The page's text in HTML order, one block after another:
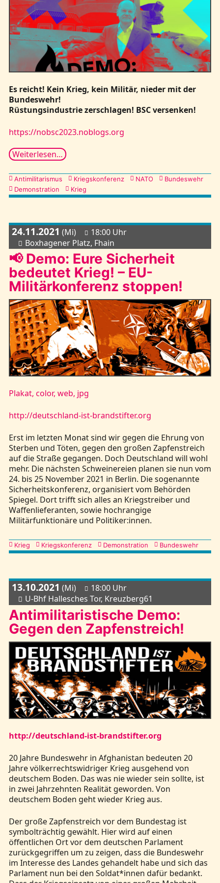
Kontakt
Es reicht! Kein Krieg, kein Militär, nieder mit der
Bundeswehr!
Rüstungsindustrie zerschlagen! BSC versenken!
https://nobsc2023.noblogs.org
Weiterlesen…
Kategorien
Antimilitarismus Kriegskonferenz NATO
Bundeswehr
Demonstration
Krieg
24.11.2021 (Mi)
18:00 Uhr
Boxhagener Platz, Fhain
📢 Demo: Eure Sicherheit
bedeutet Krieg! – EU-
Militärkonferenz stoppen!
Plakat, color, web, jpg
http://deutschland-ist-brandstifter.org
Erst im letzten Monat sind wir gegen die Ehrung von
Sterben und Töten, gegen den großen Zapfenstreich
auf die Straße gegangen. Doch Deutschland will wohl
mehr. Die nächsten Schweinereien planen sie nun vom
24. bis 25 November 2021 in Berlin. Die sogenannte
Sicherheitskonferenz, organisiert vom Behörden
Spiegel. Dort trifft sich alles an Kriegstreiber und
Waffenlieferanten, sowie hochrangige
Militärfunktionäre und Politiker:innen.
Kategorien
Krieg Kriegskonferenz Demonstration Bundeswehr
13.10.2021 (Mi)
18:00 Uhr
U-Bhf Hallesches Tor, Kreuzberg61
Antimilitaristische Demo:
Gegen den Zapfenstreich!
http://deutschland-ist-brandstifter.org
20 Jahre Bundeswehr in Afghanistan bedeuten 20
Jahre völkerrechtswidriger Krieg ausgehend von
deutschem Boden. Das was nie wieder sein sollte, ist
in zwei Jahrzehnten Realität geworden. Von
deutschem Boden geht wieder Krieg aus.
Der große Zapfenstreich vor dem Bundestag ist
symbolträchtig gewählt. Hier wird auf einen
öffentlichen Ort vor dem deutschen Parlament
zurückgegriffen um zu zeigen, dass die Bundeswehr
im Interesse des Landes gehandelt habe und sich das
Parlament nun bei den Soldat*innen dafür bedankt.